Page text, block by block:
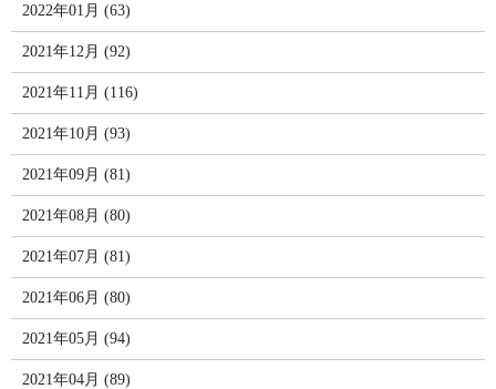
2022年01月 (63)
2021年12月 (92)
2021年11月 (116)
2021年10月 (93)
2021年09月 (81)
2021年08月 (80)
2021年07月 (81)
2021年06月 (80)
2021年05月 (94)
2021年04月 (89)